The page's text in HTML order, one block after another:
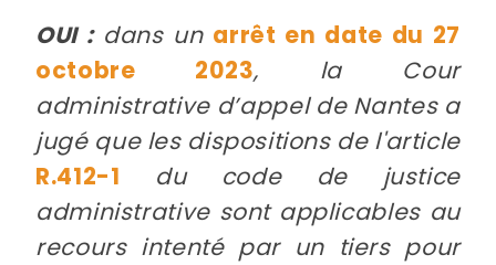
OUI :dans un arrêt en date du 27
octobre 2023, la Cour
administrative d’appel de Nantes a
jugé que les dispositions de l'article
R.412-1 du code de justice
administrative sont applicables au
recours intenté par un tiers pour